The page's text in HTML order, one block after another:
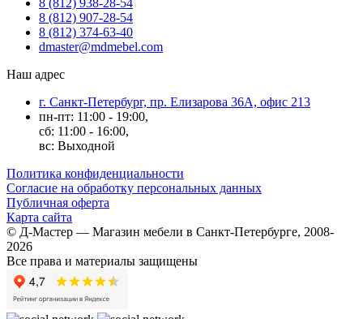
8 (812) 938-28-54
8 (812) 907-28-54
8 (812) 374-63-40
dmaster@mdmebel.com
Наш адрес
г. Санкт-Петербург, пр. Елизарова 36А, офис 213
пн-пт: 11:00 - 19:00,
сб: 11:00 - 16:00,
вс: Выходной
Политика конфиденциальности
Согласие на обработку персональных данных
Публичная оферта
Карта сайта
© Д-Мастер — Магазин мебели в Санкт-Петербурге, 2008-
2026
Все права и материалы защищены